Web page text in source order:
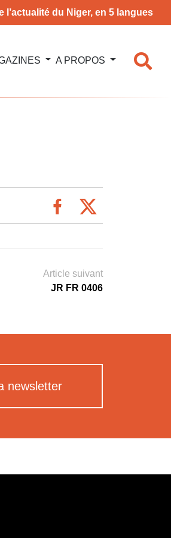
l’actualité du Niger, en 5 langues
A PROPOS
Article suivant
JR FR 0406
newsletter